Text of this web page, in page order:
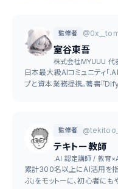
監修者
室谷東吾
株式会社MYUUU 代
日本最大級AIコミュニティ「
プと資本業務提携。著書『
監修者
テキトー教師
.AI 認定講師 / 教育
累計300名以上にAI活用を指
ぶ」をモットーに、初心者にも